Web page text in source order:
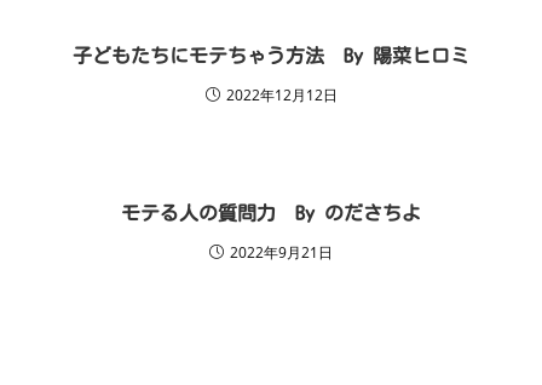
子どもたちにモテちゃう方法 By 陽菜ヒロミ
2022年12月12日
モテる人の質問力 By のださちよ
2022年9月21日